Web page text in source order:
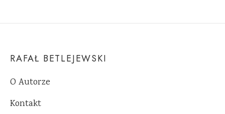
RAFAŁ BETLEJEWSKI
O Autorze
Kontakt